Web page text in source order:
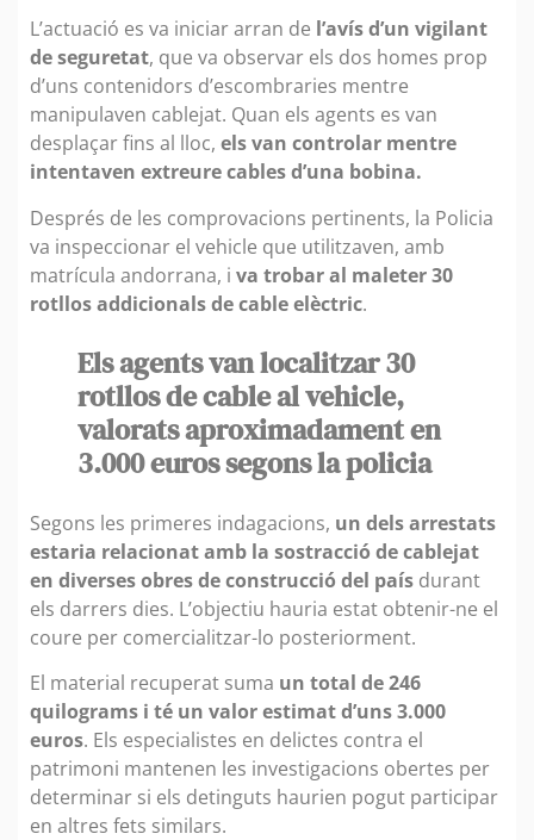
L’actuació es va iniciar arran de l’avís d’un vigilant
de seguretat, que va observar els dos homes prop
d’uns contenidors d’escombraries mentre
manipulaven cablejat. Quan els agents es van
desplaçar fins al lloc, els van controlar mentre
intentaven extreure cables d’una bobina.
Després de les comprovacions pertinents, la Policia
va inspeccionar el vehicle que utilitzaven, amb
matrícula andorrana, i va trobar al maleter 30
rotllos addicionals de cable elèctric.
Els agents van localitzar 30
rotllos de cable al vehicle,
valorats aproximadament en
3.000 euros segons la policia
Segons les primeres indagacions, un dels arrestats
estaria relacionat amb la sostracció de cablejat
en diverses obres de construcció del país durant
els darrers dies. L’objectiu hauria estat obtenir-ne el
coure per comercialitzar-lo posteriorment.
El material recuperat suma un total de 246
quilograms i té un valor estimat d’uns 3.000
euros. Els especialistes en delictes contra el
patrimoni mantenen les investigacions obertes per
determinar si els detinguts haurien pogut participar
en altres fets similars.